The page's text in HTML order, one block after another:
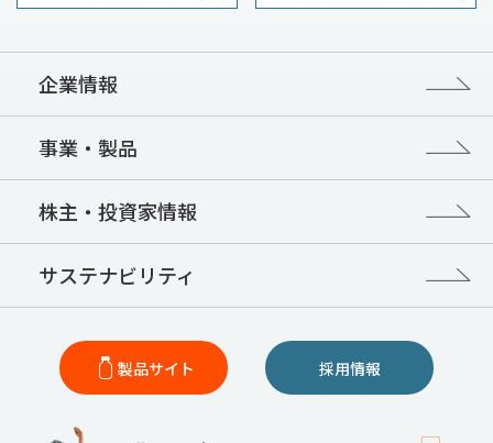
製品サイト 採用情報
企業情報
事業・製品
株主・投資家情報
サステナビリティ